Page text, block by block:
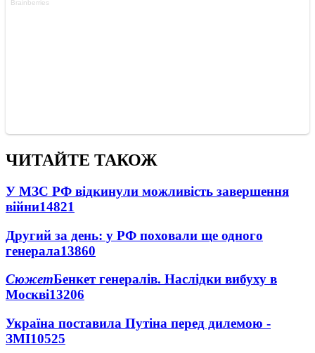
ЧИТАЙТЕ ТАКОЖ
У МЗС РФ відкинули можливість завершення
війни14821
Другий за день: у РФ поховали ще одного
генерала13860
СюжетБенкет генералів. Наслідки вибуху в
Москві13206
Україна поставила Путіна перед дилемою -
ЗМІ10525